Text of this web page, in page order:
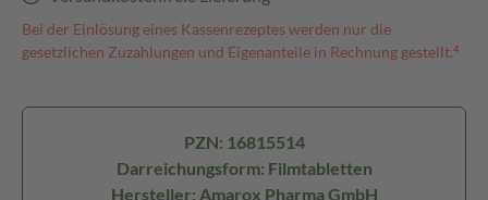
Bei der Einlösung eines Kassenrezeptes werden nur die
gesetzlichen Zuzahlungen und Eigenanteile in Rechnung gestellt.⁴
PZN: 16815514
Darreichungsform: Filmtabletten
Hersteller: Amarox Pharma GmbH